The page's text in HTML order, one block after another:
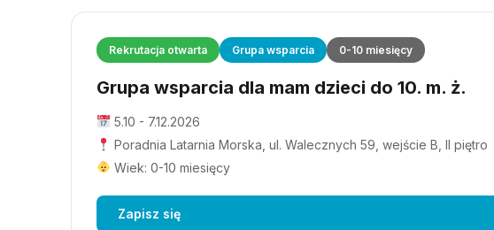
Rekrutacja otwarta Grupa wsparcia 0-10 miesięcy
Grupa wsparcia dla mam dzieci do 10. m. ż.
5.10 - 7.12.2026
Poradnia Latarnia Morska, ul. Walecznych 59, wejście B, II piętro
Wiek: 0-10 miesięcy
Zapisz się